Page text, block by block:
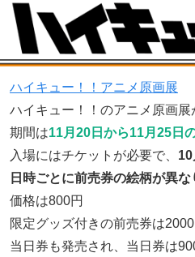
ハイキュー！！アニメ原画展
ハイキュー！！のアニメ原画展
期間は11月20日から11月25日
入場にはチケットが必要で、
日時ごとに前売券の絵柄が異な
価格は800円
限定グッズ付きの前売券は2000
当日券も発売され、当日券は